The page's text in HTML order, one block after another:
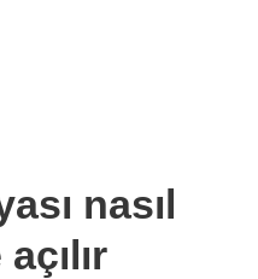
nasıl